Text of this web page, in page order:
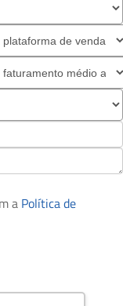
a Política de